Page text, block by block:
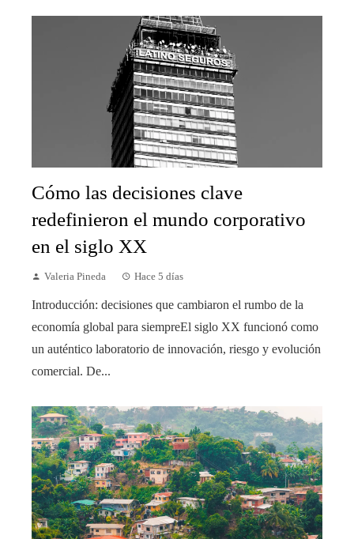
Cómo las decisiones clave
redefinieron el mundo corporativo
en el siglo XX
Valeria Pineda Hace 5 días
Introducción: decisiones que cambiaron el rumbo de la
economía global para siempreEl siglo XX funcionó como
un auténtico laboratorio de innovación, riesgo y evolución
comercial. De...